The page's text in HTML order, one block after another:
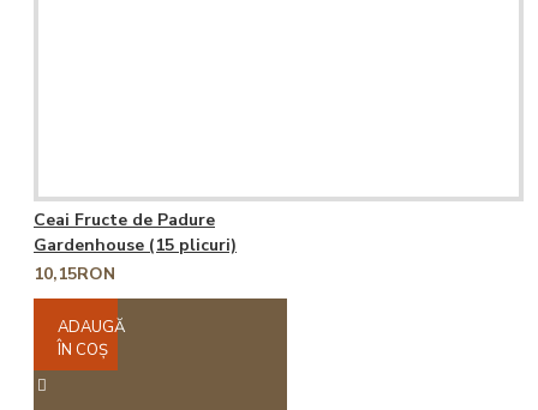
Ceai Fructe de Padure
Gardenhouse (15 plicuri)
10,15RON
ADAUGĂ
ÎN COŞ